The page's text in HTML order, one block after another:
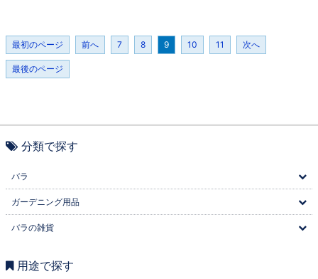
最初のページ 前へ 7 8 9 10 11 次へ
最後のページ
分類で探す
バラ
ガーデニング用品
バラの雑貨
用途で探す